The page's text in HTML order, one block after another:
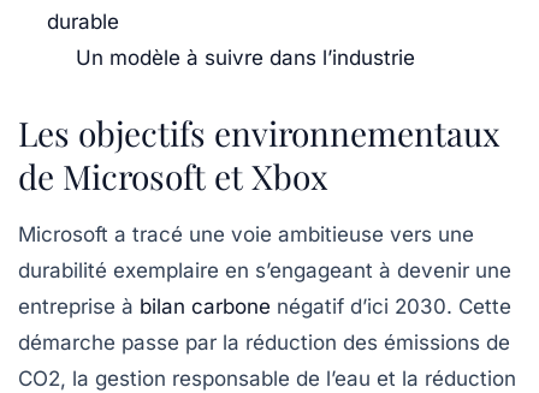
durable
Un modèle à suivre dans l’industrie
Les objectifs environnementaux
de Microsoft et Xbox
Microsoft a tracé une voie ambitieuse vers une
durabilité exemplaire en s’engageant à devenir une
entreprise à bilan carbone négatif d’ici 2030. Cette
démarche passe par la réduction des émissions de
CO2, la gestion responsable de l’eau et la réduction